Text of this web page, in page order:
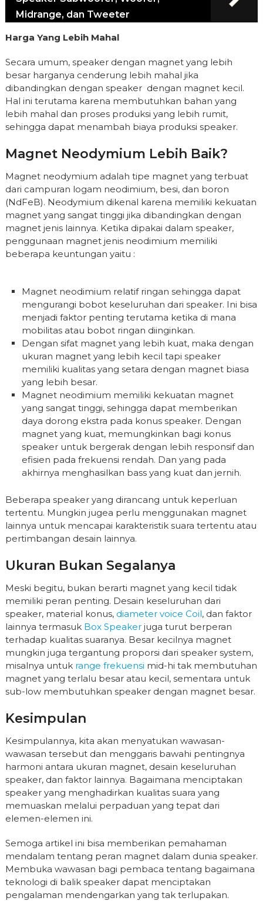
Midrange, dan Tweeter
Harga Yang Lebih Mahal
Secara umum, speaker dengan magnet yang lebih
besar harganya cenderung lebih mahal jika
dibandingkan dengan speaker dengan magnet kecil.
Hal ini terutama karena membutuhkan bahan yang
lebih mahal dan proses produksi yang lebih rumit,
sehingga dapat menambah biaya produksi speaker.
Magnet Neodymium Lebih Baik?
Magnet neodymium adalah tipe magnet yang terbuat
dari campuran logam neodimium, besi, dan boron
(NdFeB). Neodymium dikenal karena memiliki kekuatan
magnet yang sangat tinggi jika dibandingkan dengan
magnet jenis lainnya. Ketika dipakai dalam speaker,
penggunaan magnet jenis neodimium memiliki
beberapa keuntungan yaitu :
Magnet neodimium relatif ringan sehingga dapat
mengurangi bobot keseluruhan dari speaker. Ini bisa
menjadi faktor penting terutama ketika di mana
mobilitas atau bobot ringan diinginkan.
Dengan sifat magnet yang lebih kuat, maka dengan
ukuran magnet yang lebih kecil tapi speaker
memiliki kualitas yang setara dengan magnet biasa
yang lebih besar.
Magnet neodimium memiliki kekuatan magnet
yang sangat tinggi, sehingga dapat memberikan
daya dorong ekstra pada konus speaker. Dengan
magnet yang kuat, memungkinkan bagi konus
speaker untuk bergerak dengan lebih responsif dan
efisien pada frekuensi rendah. Dan yang pada
akhirnya menghasilkan bass yang kuat dan jernih.
Beberapa speaker yang dirancang untuk keperluan
tertentu. Mungkin jugea perlu menggunakan magnet
lainnya untuk mencapai karakteristik suara tertentu atau
pertimbangan desain lainnya.
Ukuran Bukan Segalanya
Meski begitu, bukan berarti magnet yang kecil tidak
memiliki peran penting. Desain keseluruhan dari
speaker, material konus, diameter voice Coil, dan faktor
lainnya termasuk Box Speakerjuga turut berperan
terhadap kualitas suaranya. Besar kecilnya magnet
mungkin juga tergantung proporsi dari speaker system,
misalnya untuk range frekuensi mid-hi tak membutuhan
magnet yang terlalu besar atau kecil, sementara untuk
sub-low membutuhkan speaker dengan magnet besar.
Kesimpulan
Kesimpulannya, kita akan menyatukan wawasan-
wawasan tersebut dan menggaris bawahi pentingnya
harmoni antara ukuran magnet, desain keseluruhan
speaker, dan faktor lainnya. Bagaimana menciptakan
speaker yang menghadirkan kualitas suara yang
memuaskan melalui perpaduan yang tepat dari
elemen-elemen ini.
Semoga artikel ini bisa memberikan pemahaman
mendalam tentang peran magnet dalam dunia speaker.
Membuka wawasan bagi pembaca tentang bagaimana
teknologi di balik speaker dapat menciptakan
pengalaman mendengarkan yang tak terlupakan.